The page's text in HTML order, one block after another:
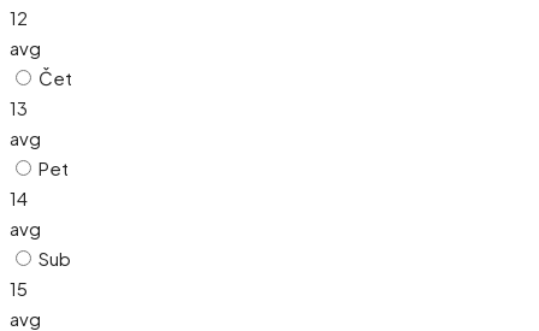
12
avg
Čet
13
avg
Pet
14
avg
Sub
15
avg